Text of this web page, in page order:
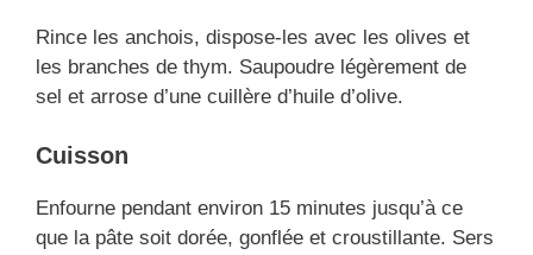
Rince les anchois, dispose-les avec les olives et
les branches de thym. Saupoudre légèrement de
sel et arrose d’une cuillère d’huile d’olive.
Cuisson
Enfourne pendant environ 15 minutes jusqu’à ce
que la pâte soit dorée, gonflée et croustillante. Sers